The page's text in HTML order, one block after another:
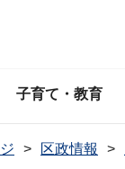
子育て・教育
区政情報